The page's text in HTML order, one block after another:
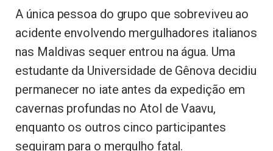
A única pessoa do grupo que sobreviveu ao
acidente envolvendo mergulhadores italianos
nas Maldivas sequer entrou na água. Uma
estudante da Universidade de Gênova decidiu
permanecer no iate antes da expedição em
cavernas profundas no Atol de Vaavu,
enquanto os outros cinco participantes
seguiram para o mergulho fatal.